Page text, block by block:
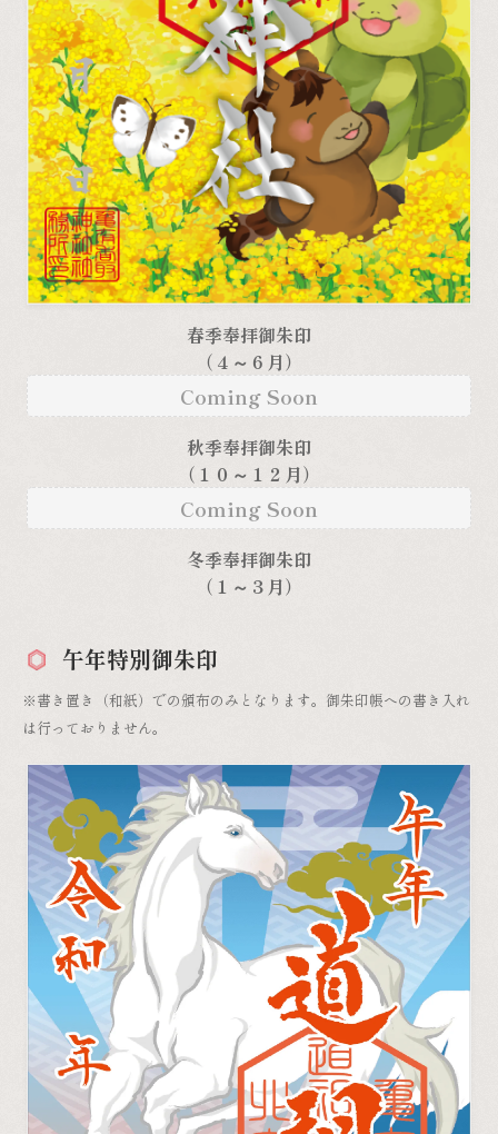
春季奉拝御朱印
（４～６月）
Coming Soon
秋季奉拝御朱印
（１０～１２月）
Coming Soon
冬季奉拝御朱印
（１～３月）
午年特別御朱印
※書き置き（和紙）での頒布のみとなります。御朱印帳への書き入れ
は行っておりません。